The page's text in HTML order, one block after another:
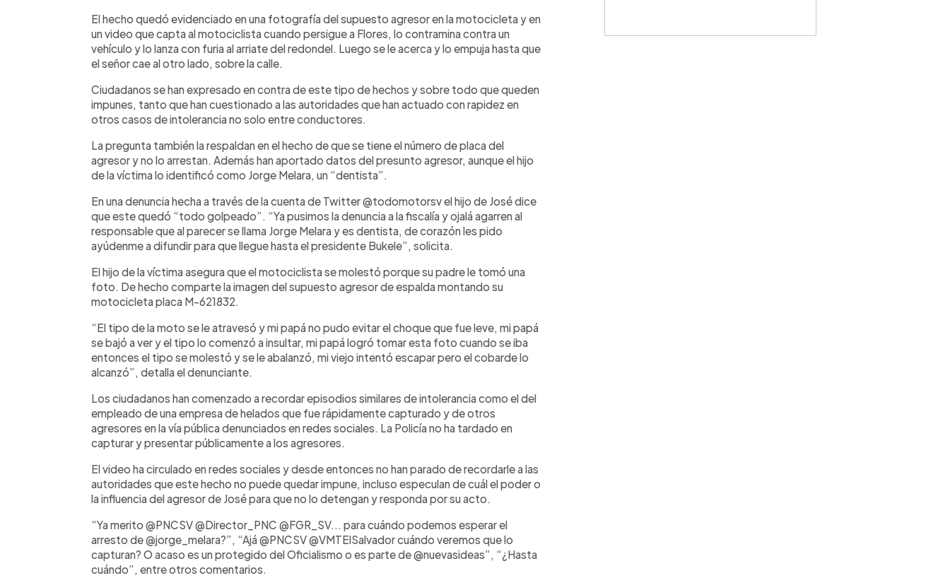
El hecho quedó evidenciado en una fotografía del supuesto agresor en la motocicleta y en
un video que capta al motociclista cuando persigue a Flores, lo contramina contra un
vehículo y lo lanza con furia al arriate del redondel. Luego se le acerca y lo empuja hasta que
el señor cae al otro lado, sobre la calle.
Ciudadanos se han expresado en contra de este tipo de hechos y sobre todo que queden
impunes, tanto que han cuestionado a las autoridades que han actuado con rapidez en
otros casos de intolerancia no solo entre conductores.
La pregunta también la respaldan en el hecho de que se tiene el número de placa del
agresor y no lo arrestan. Además han aportado datos del presunto agresor, aunque el hijo
de la víctima lo identificó como Jorge Melara, un “dentista”.
En una denuncia hecha a través de la cuenta de Twitter @todomotorsv el hijo de José dice
que este quedó “todo golpeado”. “Ya pusimos la denuncia a la fiscalía y ojalá agarren al
responsable que al parecer se llama Jorge Melara y es dentista, de corazón les pido
ayúdenme a difundir para que llegue hasta el presidente Bukele”, solicita.
El hijo de la víctima asegura que el motociclista se molestó porque su padre le tomó una
foto. De hecho comparte la imagen del supuesto agresor de espalda montando su
motocicleta placa M-621832.
“El tipo de la moto se le atravesó y mi papá no pudo evitar el choque que fue leve, mi papá
se bajó a ver y el tipo lo comenzó a insultar, mi papá logró tomar esta foto cuando se iba
entonces el tipo se molestó y se le abalanzó, mi viejo intentó escapar pero el cobarde lo
alcanzó”, detalla el denunciante.
Los ciudadanos han comenzado a recordar episodios similares de intolerancia como el del
empleado de una empresa de helados que fue rápidamente capturado y de otros
agresores en la vía pública denunciados en redes sociales. La Policía no ha tardado en
capturar y presentar públicamente a los agresores.
El video ha circulado en redes sociales y desde entonces no han parado de recordarle a las
autoridades que este hecho no puede quedar impune, incluso especulan de cuál el poder o
la influencia del agresor de José para que no lo detengan y responda por su acto.
“Ya merito @PNCSV @Director_PNC @FGR_SV... para cuándo podemos esperar el
arresto de @jorge_melara?”, “Ajá @PNCSV @VMTElSalvador cuándo veremos que lo
capturan? O acaso es un protegido del Oficialismo o es parte de @nuevasideas”, “¿Hasta
cuándo”, entre otros comentarios.